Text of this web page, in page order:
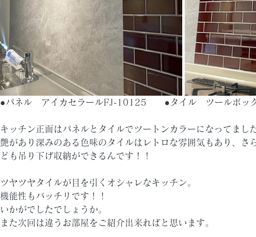
●パネル　アイカセラールFJ-10125　　●タイル　ツールボ
キッチン正面はパネルとタイルでツートンカラーになってました
艶があり深みのある色味のタイルはレトロな雰囲気もあり、さ
ども吊り下げ収納ができるんです！！
ツヤツヤタイルが目を引くオシャレなキッチン。
機能性もバッチリです！！
いかがでしたでしょうか。
また次回は違うお部屋をご紹介出来ればと思います。